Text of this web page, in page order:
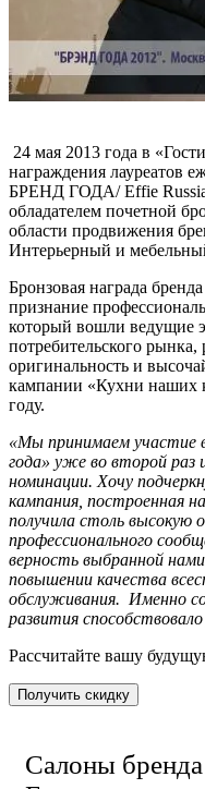
24 мая 2013 года в
награждения лауреатов
БРЕНД ГОДА/ Effie Russia
обладателем почетной
области продвижения
Интерьерный и
Бронзовая награда
признание
который вошли ведущие
потребительского
оригинальность и
кампании «Кухни наших
году.
«Мы принимаем участие
года» уже во второй раз
номинации. Хочу
кампания, построенная
получила столь высокую
профессионального
верность выбранной
повышении качества
обслуживания. Именно
развития
Рассчитайте вашу
Получить скидку
Салоны